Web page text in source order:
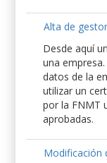
Alta de
Desde aquí
una
datos de la
utilizar un
por la FNMT
aprobadas.
Modificación